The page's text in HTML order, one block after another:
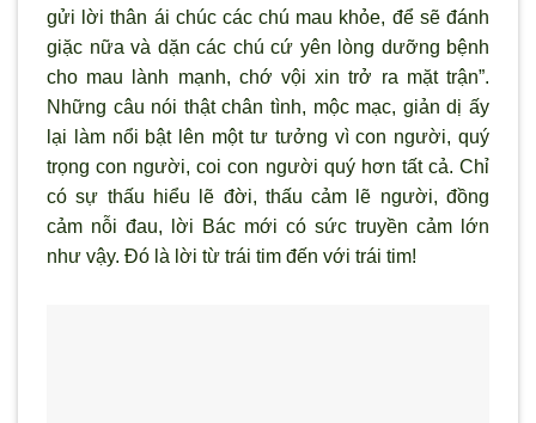
gửi lời thân ái chúc các chú mau khỏe, để sẽ đánh
giặc nữa và dặn các chú cứ yên lòng dưỡng bệnh
cho mau lành mạnh, chớ vội xin trở ra mặt trận”.
Những câu nói thật chân tình, mộc mạc, giản dị ấy
lại làm nổi bật lên một tư tưởng vì con người, quý
trọng con người, coi con người quý hơn tất cả. Chỉ
có sự thấu hiểu lẽ đời, thấu cảm lẽ người, đồng
cảm nỗi đau, lời Bác mới có sức truyền cảm lớn
như vậy. Đó là lời từ trái tim đến với trái tim!